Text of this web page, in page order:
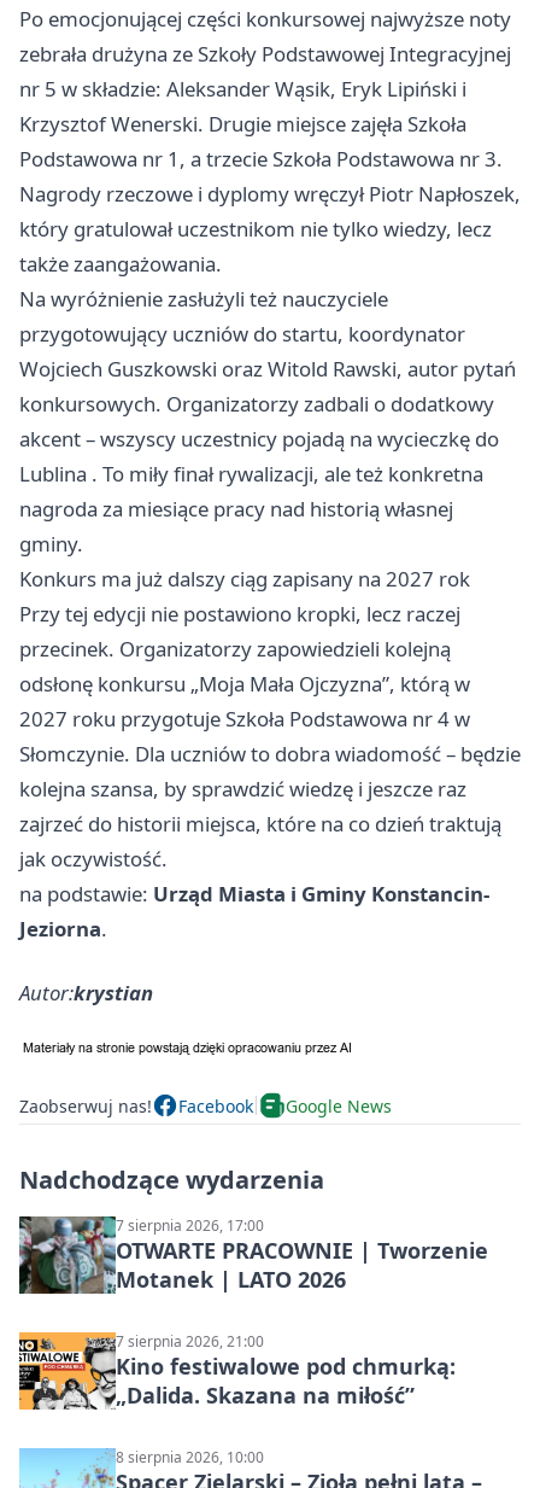
Po emocjonującej części konkursowej najwyższe noty
zebrała drużyna ze Szkoły Podstawowej Integracyjnej
nr 5 w składzie: Aleksander Wąsik, Eryk Lipiński i
Krzysztof Wenerski. Drugie miejsce zajęła Szkoła
Podstawowa nr 1, a trzecie Szkoła Podstawowa nr 3.
Nagrody rzeczowe i dyplomy wręczył Piotr Napłoszek,
który gratulował uczestnikom nie tylko wiedzy, lecz
także zaangażowania.
Na wyróżnienie zasłużyli też nauczyciele
przygotowujący uczniów do startu, koordynator
Wojciech Guszkowski oraz Witold Rawski, autor pytań
konkursowych. Organizatorzy zadbali o dodatkowy
akcent – wszyscy uczestnicy pojadą na wycieczkę do
Lublina . To miły finał rywalizacji, ale też konkretna
nagroda za miesiące pracy nad historią własnej
gminy.
Konkurs ma już dalszy ciąg zapisany na 2027 rok
Przy tej edycji nie postawiono kropki, lecz raczej
przecinek. Organizatorzy zapowiedzieli kolejną
odsłonę konkursu „Moja Mała Ojczyzna”, którą w
2027 roku przygotuje Szkoła Podstawowa nr 4 w
Słomczynie. Dla uczniów to dobra wiadomość – będzie
kolejna szansa, by sprawdzić wiedzę i jeszcze raz
zajrzeć do historii miejsca, które na co dzień traktują
jak oczywistość.
na podstawie: Urząd Miasta i Gminy Konstancin-
Jeziorna.
Autor:krystian
Zaobserwuj nas! Facebook Google News
Nadchodzące wydarzenia
7 sierpnia 2026, 17:00
OTWARTE PRACOWNIE | Tworzenie
Motanek | LATO 2026
7 sierpnia 2026, 21:00
Kino festiwalowe pod chmurką:
„Dalida. Skazana na miłość”
8 sierpnia 2026, 10:00
Spacer Zielarski – Zioła pełni lata –